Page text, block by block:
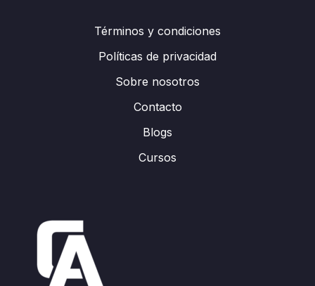
Términos y condiciones
Políticas de privacidad
Sobre nosotros
Contacto
Blogs
Cursos